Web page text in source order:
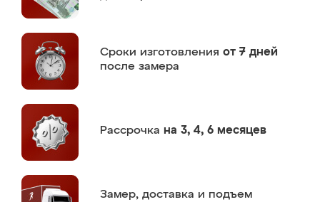
Сроки изготовления от 7 дней
после замера
Рассрочка на 3, 4, 6 месяцев
Замер, доставка и подъем